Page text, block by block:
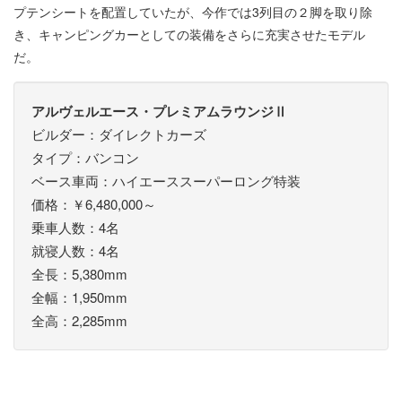
プテンシートを配置していたが、今作では3列目の２脚を取り除
き、キャンピングカーとしての装備をさらに充実させたモデル
だ。
アルヴェルエース・プレミアムラウンジⅡ
ビルダー：ダイレクトカーズ
タイプ：バンコン
ベース車両：ハイエーススーパーロング特装
価格：￥6,480,000～
乗車人数：4名
就寝人数：4名
全長：5,380mm
全幅：1,950mm
全高：2,285mm